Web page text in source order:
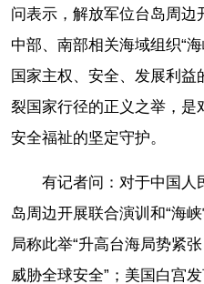
问表示，解放军位台岛周
中部、南部相关海域组织“
国家主权、安全、发展利
裂国家行径的正义之举，
安全福祉的坚定守护。
有记者问：对于中国人
岛周边开展联合演训和“海
局称此举“升高台海局势紧
威胁全球安全”；美国白宫